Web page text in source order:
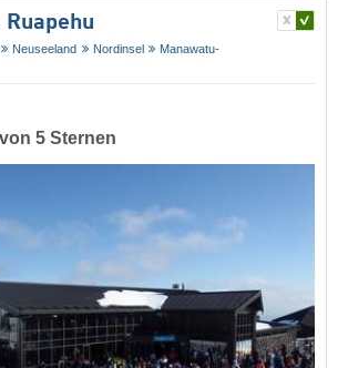
Ruapehu
Neuseeland Nordinsel
Manawatu-
5 Sternen